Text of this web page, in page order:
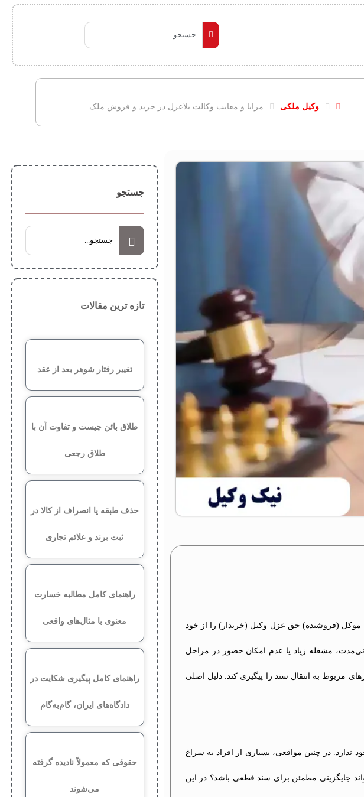
وکیل ملکی مزایا و معایب وکالت بلاعزل در خرید و فروش ملک
موکل (فروشنده) حق عزل وکیل (خریدار) را از خود
مشغله زیاد یا عدم امکان حضور در مراحل
مربوط به انتقال سند را پیگیری کند. دلیل اصلی
در چنین مواقعی، بسیاری از افراد به سراغ
جایگزینی مطمئن برای سند قطعی باشد؟ در این
جستجو
تازه ترین مقالات
تغییر رفتار شوهر بعد از عقد
طلاق بائن چیست و تفاوت آن با
طلاق رجعی
حذف طبقه یا انصراف از کالا در
ثبت برند و علائم تجاری
راهنمای کامل مطالبه خسارت
معنوی با مثال‌های واقعی
راهنمای کامل پیگیری شکایت در
دادگاه‌های ایران، گام‌به‌گام
حقوقی که معمولاً نادیده گرفته
می‌شوند